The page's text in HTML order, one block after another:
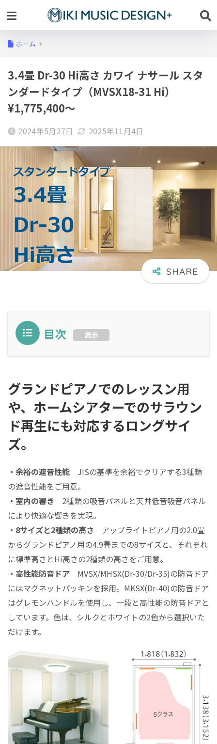
ホーム
3.4畳 Dr-30 Hi高さ カワイ ナサール スタ
ンダードタイプ（MVSX18-31 Hi）
¥1,775,400～
2024年5月27日 2025年11月4日
目次 表示
グランドピアノでのレッスン用
や、ホームシアターでのサラウン
ド再生にも対応するロングサイ
ズ。
・余裕の遮音性能 JISの基準を余裕でクリアする3種類
の遮音性能をご用意。
・室内の響き 2種類の吸音パネルと天井低音吸音パネル
により快適な響きを実現。
・8サイズと2種類の高さ アップライトピアノ用の2.0畳
からグランドピアノ用の4.9畳までの8サイズと、それぞれ
に標準高さとHi高さの2種類の高さをご用意。
・高性能防音ドア MVSX/MHSX(Dr-30/Dr-35)の防音ドア
にはマグネットパッキンを採用。MKSX(Dr-40)の防音ドア
はグレモンハンドルを使用し、一段と高性能の防音ドアと
しています。色は、シルクとホワイトの2色から選択いた
だけます。